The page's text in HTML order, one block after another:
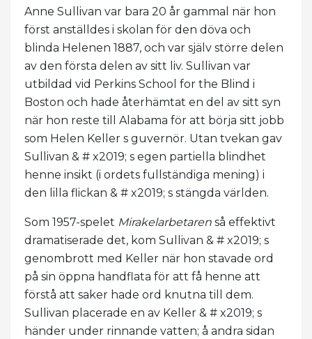
Anne Sullivan var bara 20 år gammal när hon
först anställdes i skolan för den döva och
blinda Helenen 1887, och var själv större delen
av den första delen av sitt liv. Sullivan var
utbildad vid Perkins School for the Blind i
Boston och hade återhämtat en del av sitt syn
när hon reste till Alabama för att börja sitt jobb
som Helen Keller s guvernör. Utan tvekan gav
Sullivan & # x2019; s egen partiella blindhet
henne insikt (i ordets fullständiga mening) i
den lilla flickan & # x2019; s stängda världen.
Som 1957-spelet Mirakelarbetaren så effektivt
dramatiserade det, kom Sullivan & # x2019; s
genombrott med Keller när hon stavade ord
på sin öppna handflata för att få henne att
förstå att saker hade ord knutna till dem.
Sullivan placerade en av Keller & # x2019; s
händer under rinnande vatten; å andra sidan